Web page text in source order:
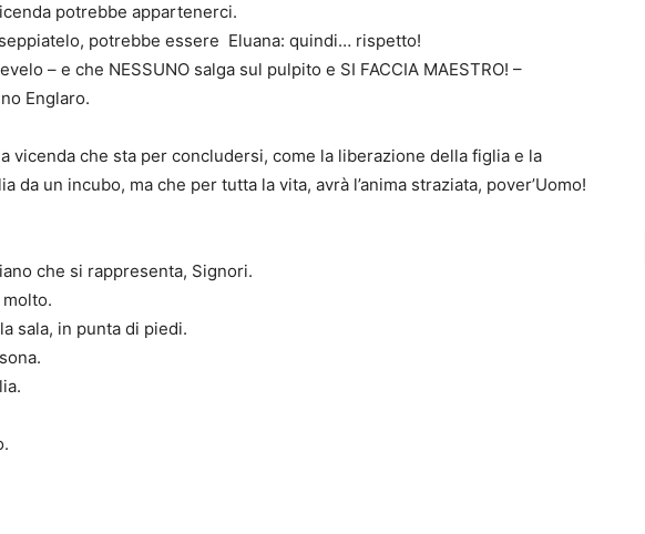
potrebbe appartenerci.
potrebbe essere Eluana: quindi… rispetto!
– e che NESSUNO salga sul pulpito e SI FACCIA MAESTRO! –
Englaro.
vicenda che sta per concludersi, come la liberazione della figlia e la
da un incubo, ma che per tutta la vita, avrà l’anima straziata, pover’Uomo!
che si rappresenta, Signori.
sala, in punta di piedi.